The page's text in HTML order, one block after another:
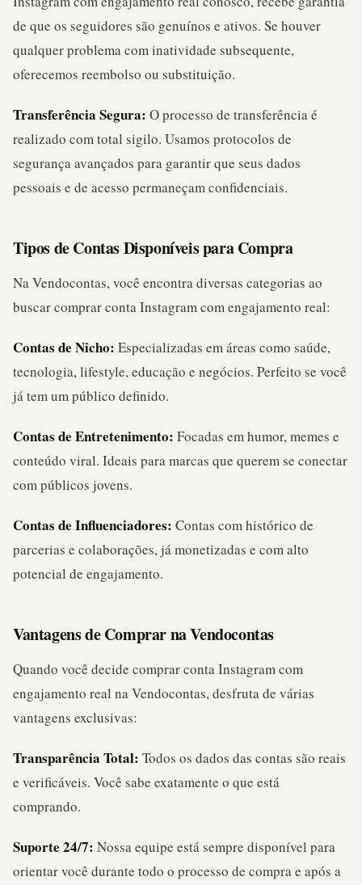
de que os seguidores são genuínos e ativos. Se houver
qualquer problema com inatividade subsequente,
oferecemos reembolso ou substituição.
Transferência Segura: O processo de transferência é
realizado com total sigilo. Usamos protocolos de
segurança avançados para garantir que seus dados
pessoais e de acesso permaneçam confidenciais.
Tipos de Contas Disponíveis para Compra
Na Vendocontas, você encontra diversas categorias ao
buscar comprar conta Instagram com engajamento real:
Contas de Nicho: Especializadas em áreas como saúde,
tecnologia, lifestyle, educação e negócios. Perfeito se você
já tem um público definido.
Contas de Entretenimento: Focadas em humor, memes e
conteúdo viral. Ideais para marcas que querem se conectar
com públicos jovens.
Contas de Influenciadores: Contas com histórico de
parcerias e colaborações, já monetizadas e com alto
potencial de engajamento.
Vantagens de Comprar na Vendocontas
Quando você decide comprar conta Instagram com
engajamento real na Vendocontas, desfruta de várias
vantagens exclusivas:
Transparência Total: Todos os dados das contas são reais
e verificáveis. Você sabe exatamente o que está
comprando.
Suporte 24/7: Nossa equipe está sempre disponível para
orientar você durante todo o processo de compra e após a